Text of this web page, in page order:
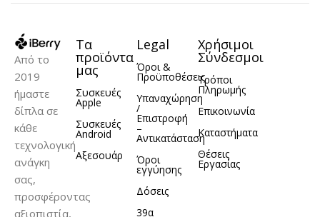
Από το
2019
ήμαστε
δίπλα σε
κάθε
τεχνολογική
ανάγκη
σας,
προσφέροντας
αξιοπιστία,
Τα
προϊόντα
μας
Συσκευές
Apple
Συσκευές
Android
Αξεσουάρ
Legal
Όροι &
Προϋποθέσεις
Υπαναχώρηση
/
Επιστροφή
–
Αντικατάσταση
Όροι
εγγύησης
Δόσεις
39α
Χρήσιμοι
Σύνδεσμοι
Τρόποι
Πληρωμής
Επικοινωνία
Καταστήματα
Θέσεις
Εργασίας